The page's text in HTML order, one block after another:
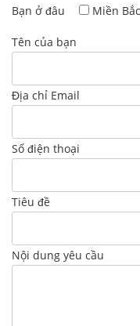
Bạn ở đâu
Miền Bắc
Tên của bạn
Địa chỉ Email
Số điện thoại
Tiêu đề
Nội dung yêu cầu